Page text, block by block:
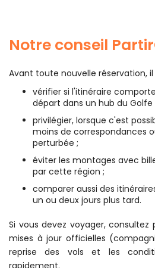
Notre conseil
Avant toute nouvelle réservation,
vérifier si l'itinéraire
départ dans un hub du Golfe
privilégier, lorsque c'est
moins de correspondances
perturbée ;
éviter les montages avec
par cette région ;
comparer aussi des
un ou deux jours plus tard.
Si vous devez voyager, consultez
mises à jour officielles
reprise des vols et les
rapidement.